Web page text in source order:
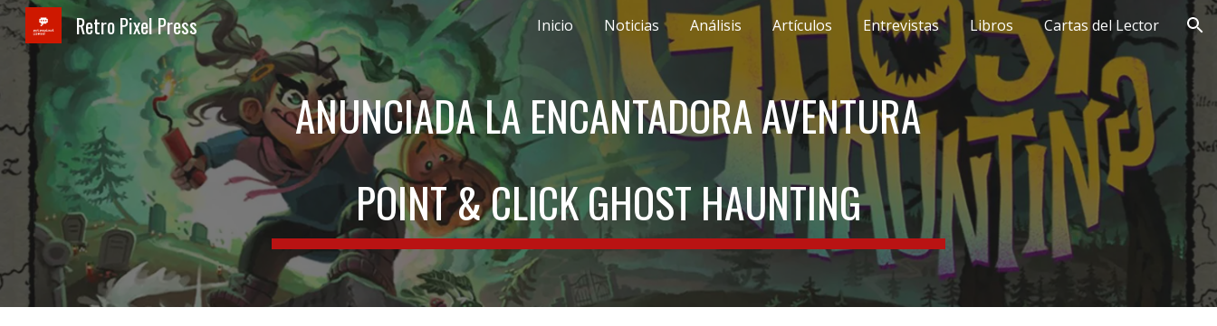
Skip to main content Skip to navigation
Retro Pixel Press Inicio Noticias Análisis Artículos Entrevistas Libros Cartas del Lector
ANUNCIADA LA ENCANTADORA AVENTURA
POINT & CLICK GHOST HAUNTING